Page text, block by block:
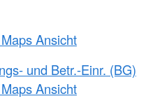
Ansicht
und Betr.-Einr. (BG)
Ansicht